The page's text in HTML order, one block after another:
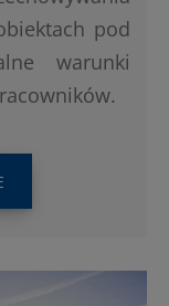
pod
warunki